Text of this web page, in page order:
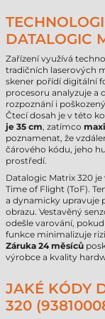
DATALOGIC
Zařízení využívá
tradičních laserových
skener pořídí digitální
procesoru analyzuje a
rozpoznání i
Čtecí dosah je v této
je 35 cm, zatímco
poznamenat, že
čárového kódu, jeho
prostředí.
Datalogic Matrix 320
Time of Flight (ToF).
a dynamicky upravuje
obrazu. Vestavěný
odešle varování,
funkce minimalizuje
Záruka 24 měsíců
výrobce a kvality
JAKÉ KÓDY
320